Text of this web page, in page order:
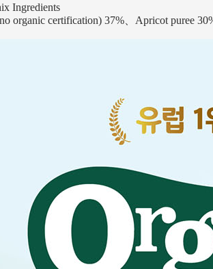
Ingredients
organic certification) 37%、Apricot puree